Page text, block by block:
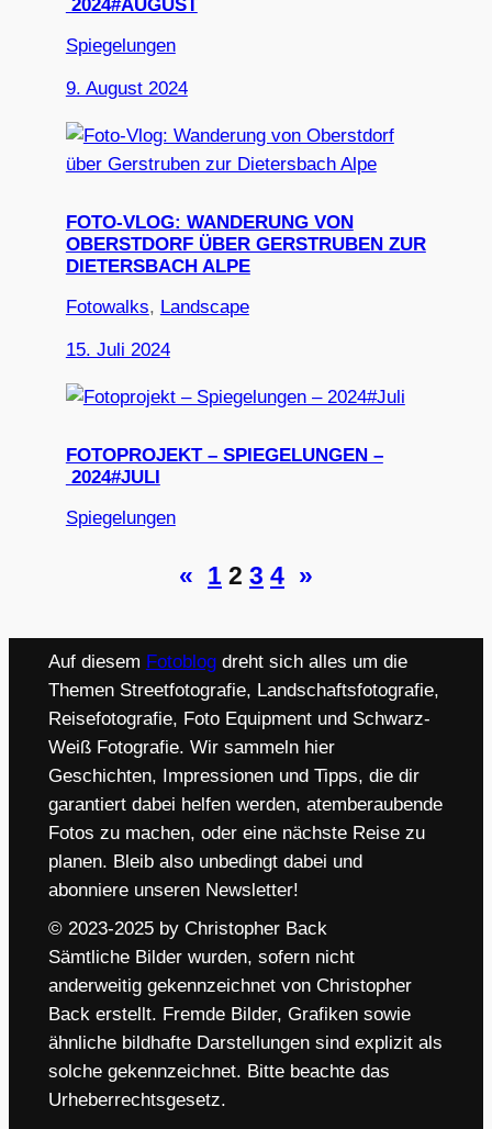
2024#AUGUST
Spiegelungen
9. August 2024
FOTO-VLOG: WANDERUNG VON
OBERSTDORF ÜBER GERSTRUBEN ZUR
DIETERSBACH ALPE
Fotowalks, Landscape
15. Juli 2024
FOTOPROJEKT – SPIEGELUNGEN –
2024#JULI
Spiegelungen
« 1 2 3 4 »
Auf diesem Fotoblogdreht sich alles um die
Themen Streetfotografie, Landschaftsfotografie,
Reisefotografie, Foto Equipment und Schwarz-
Weiß Fotografie. Wir sammeln hier
Geschichten, Impressionen und Tipps, die dir
garantiert dabei helfen werden, atemberaubende
Fotos zu machen, oder eine nächste Reise zu
planen. Bleib also unbedingt dabei und
abonniere unseren Newsletter!
© 2023-2025 by Christopher Back
Sämtliche Bilder wurden, sofern nicht
anderweitig gekennzeichnet von Christopher
Back erstellt. Fremde Bilder, Grafiken sowie
ähnliche bildhafte Darstellungen sind explizit als
solche gekennzeichnet. Bitte beachte das
Urheberrechtsgesetz.